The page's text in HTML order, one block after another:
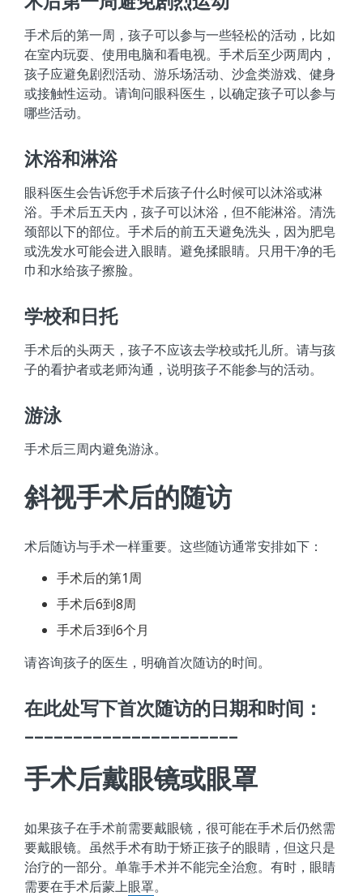
手术后的第一周，孩子可以参与一些轻松的活动，比如
在室内玩耍、使用电脑和看电视。手术后至少两周内，
孩子应避免剧烈活动、游乐场活动、沙盒类游戏、健身
或接触性运动。请询问眼科医生，以确定孩子可以参与
哪些活动。
沐浴和淋浴
眼科医生会告诉您手术后孩子什么时候可以沐浴或淋
浴。手术后五天内，孩子可以沐浴，但不能淋浴。清洗
颈部以下的部位。手术后的前五天避免洗头，因为肥皂
或洗发水可能会进入眼睛。避免揉眼睛。只用干净的毛
巾和水给孩子擦脸。
学校和日托
手术后的头两天，孩子不应该去学校或托儿所。请与孩
子的看护者或老师沟通，说明孩子不能参与的活动。
游泳
手术后三周内避免游泳。
斜视手术后的随访
术后随访与手术一样重要。这些随访通常安排如下：
手术后的第1周
手术后6到8周
手术后3到6个月
请咨询孩子的医生，明确首次随访的时间。
在此处写下首次随访的日期和时间：
手术后戴眼镜或眼罩
如果孩子在手术前需要戴眼镜，很可能在手术后仍然需
要戴眼镜。虽然手术有助于矫正孩子的眼睛，但这只是
治疗的一部分。单靠手术并不能完全治愈。有时，眼睛
需要在手术后蒙上眼罩。